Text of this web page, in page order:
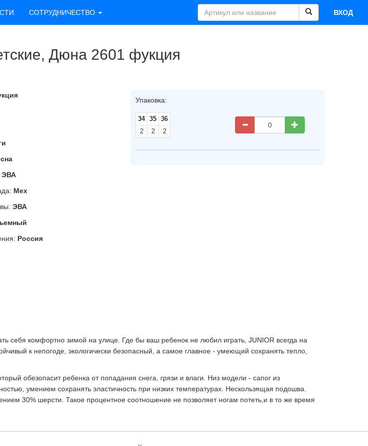
СОТРУДНИЧЕСТВО ВХОД
Дюна 2601 фукция
ЭВА
Мех
ЭВА
Россия
Упаковка:
34
2
35
2
36
2
себя комфортно зимой на улице. Где бы ваш ребенок не любил играть, JUNIOR всегда на
к непогоде, экологически безопасный, а самое главное - умеющий сохранять тепло,
обезопасит ребенка от попадания снега, грязи и влаги. Низ модели - сапог из
умением сохранять эластичность при низких температурах. Нескользящая подошва.
30% шерсти. Такое процентное соотношение не позволяет ногам потеть,и в то же время